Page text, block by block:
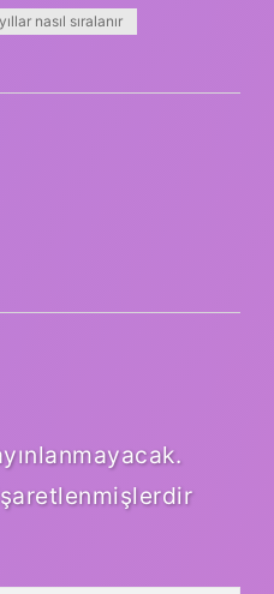
nasıl sıralanır